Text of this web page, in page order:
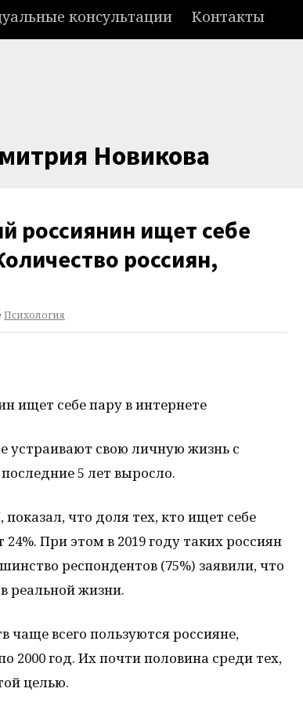
консультации Контакты
Новикова
россиянин ищет себе
россиян,
Психология
ищет себе пару в интернете
устраивают свою личную жизнь с
5 лет выросло.
что доля тех, кто ищет себе
24%. При этом в 2019 году таких россиян
респондентов (75%) заявили, что
реальной жизни.
чаще всего пользуются россияне,
2000 год. Их почти половина среди тех,
целью.